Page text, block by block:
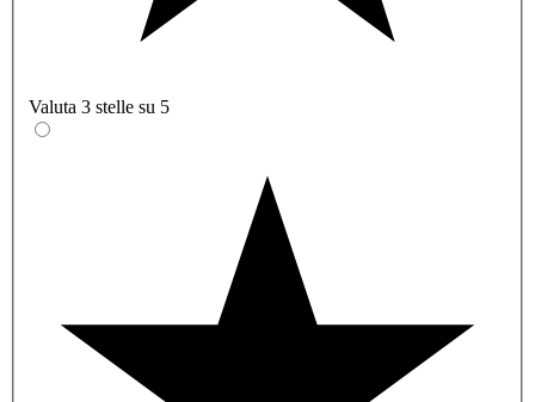
Valuta 3 stelle su 5